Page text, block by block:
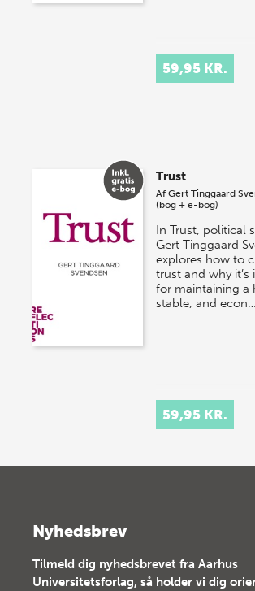
59,95 KR.
Trust
AfGert Tinggaard
(bog + e-bog)
In Trust, political
Gert Tinggaard
explores how to
trust and why
for maintaining a
stable, and econ…
59,95 KR.
Nyhedsbrev
Tilmeld dig nyhedsbrevet fra Aarhus
Universitetsforlag, så holder vi dig